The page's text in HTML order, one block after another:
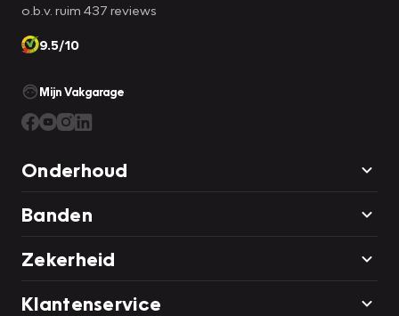
o.b.v. ruim 437 reviews
9.5/10
Mijn Vakgarage
Onderhoud
Banden
Zekerheid
Klantenservice